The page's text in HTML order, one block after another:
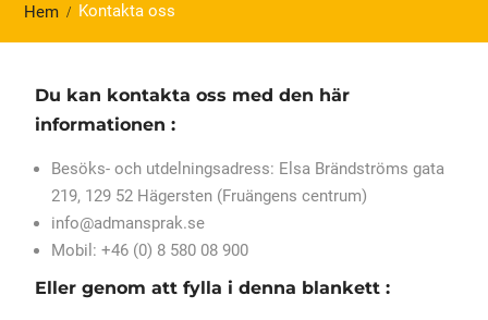
Hem Kontakta oss
Du kan kontakta oss med den här
informationen :
Besöks- och utdelningsadress: Elsa Brändströms gata
219, 129 52 Hägersten (Fruängens centrum)
info@admansprak.se
Mobil: +46 (0) 8 580 08 900
Eller genom att fylla i denna blankett :